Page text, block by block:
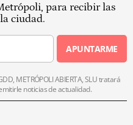
para recibir las
ciudad.
APUNTARME
METRÓPOLI ABIERTA, SLU tratará
noticias de actualidad.